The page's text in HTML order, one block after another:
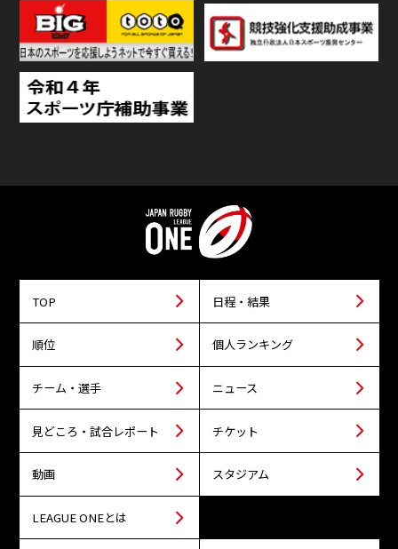
TOP 日程・結果
順位 個人ランキング
チーム・選手 ニュース
見どころ・試合レポート チケット
動画 スタジアム
LEAGUE ONEとは